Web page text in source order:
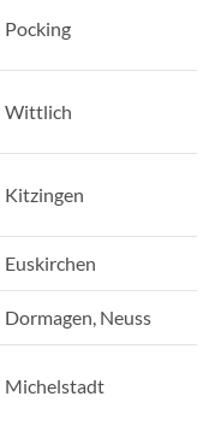
Pocking
Wittlich
Kitzingen
Euskirchen
Dormagen, Neuss
Michelstadt